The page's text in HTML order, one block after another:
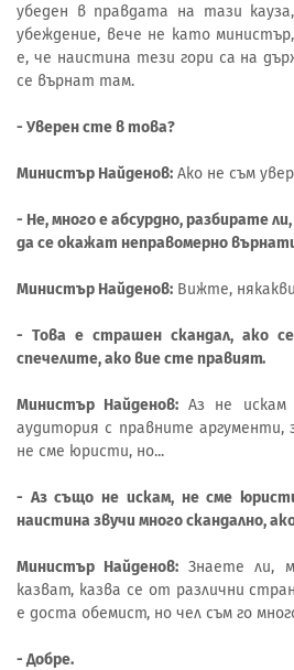
убеден в правдата на тази
убеждение, вече не като
е, че наистина тези гори са на
се върнат там.
- Уверен сте в това?
Министър Найденов: Ако не съм
- Не, много е абсурдно, разбирате
да се окажат неправомерно
Министър Найденов: Вижте,
- Това е страшен скандал, ако
спечелите, ако вие сте правият.
Министър Найденов: Аз не
аудитория с правните аргументи,
не сме юристи, но...
- Аз също не искам, не сме
наистина звучи много скандално,
Министър Найденов: Знаете ли,
казват, казва се от различни
е доста обемист, но чел съм го
- Добре.